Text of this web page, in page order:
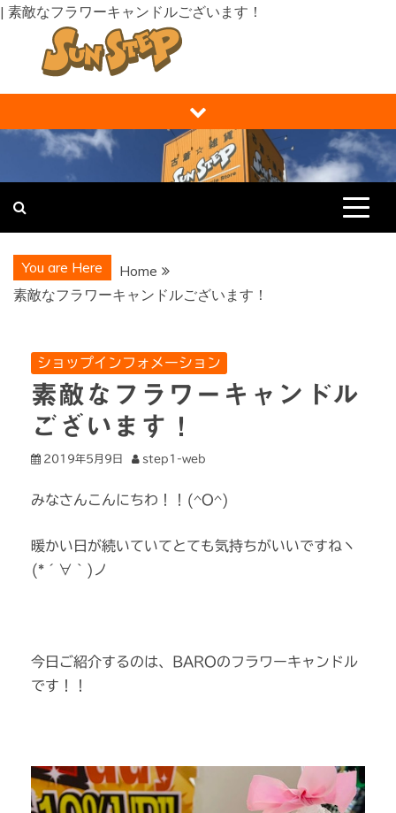
| 素敵なフラワーキャンドルございます！
to
content
福井の買取り・販売 サンステップ [
RECYCLE STORE ]
福井の買取販売ならサンステップへ。メンズ・レディース衣
類・ブランド品・バッグ・時計・家具・家電・ホビー・雑
You are Here
Home
素敵なフラワーキャンドルございます！
ショップインフォメーション
素敵なフラワーキャンドル
ございます！
2019年5月9日 step1-web
みなさんこんにちわ！！(^O^)
暖かい日が続いていてとても気持ちがいいですねヽ
(*´∀｀)ノ
今日ご紹介するのは、BAROのフラワーキャンドル
です！！